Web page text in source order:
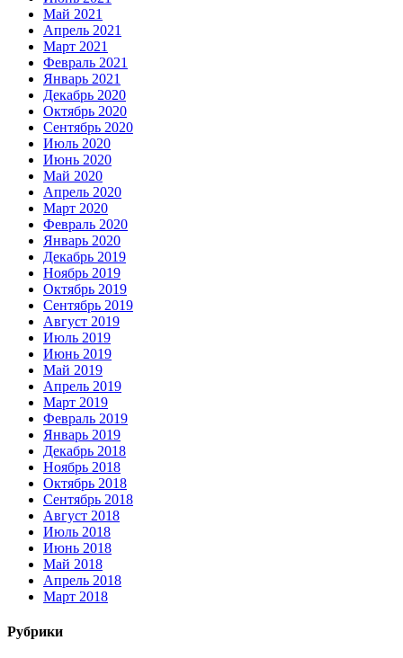
Май 2021
Апрель 2021
Март 2021
Февраль 2021
Январь 2021
Декабрь 2020
Октябрь 2020
Сентябрь 2020
Июль 2020
Июнь 2020
Май 2020
Апрель 2020
Март 2020
Февраль 2020
Январь 2020
Декабрь 2019
Ноябрь 2019
Октябрь 2019
Сентябрь 2019
Август 2019
Июль 2019
Июнь 2019
Май 2019
Апрель 2019
Март 2019
Февраль 2019
Январь 2019
Декабрь 2018
Ноябрь 2018
Октябрь 2018
Сентябрь 2018
Август 2018
Июль 2018
Июнь 2018
Май 2018
Апрель 2018
Март 2018
Рубрики